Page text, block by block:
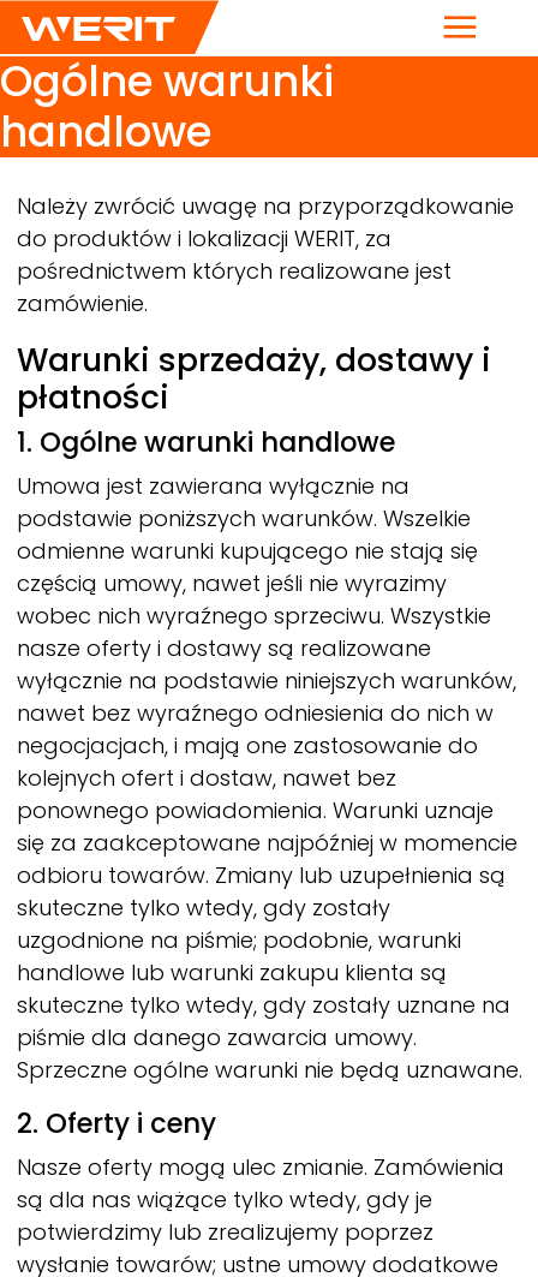
Menu
Ogólne warunki
handlowe
Breadcrumb
Należy zwrócić uwagę na przyporządkowanie
do produktów i lokalizacji WERIT,za
pośrednictwem których realizowane jest
zamówienie.
Warunki sprzedaży, dostawy i
płatności
1. Ogólne warunki handlowe
Umowa jest zawierana wyłącznie na
podstawie poniższych warunków. Wszelkie
odmienne warunki kupującego nie stają się
częścią umowy, nawet jeśli nie wyrazimy
wobec nich wyraźnego sprzeciwu. Wszystkie
nasze oferty i dostawy są realizowane
wyłącznie na podstawie niniejszych warunków,
nawet bez wyraźnego odniesienia do nich w
negocjacjach, i mają one zastosowanie do
kolejnych ofert i dostaw, nawet bez
ponownego powiadomienia. Warunki uznaje
się za zaakceptowane najpóźniej w momencie
odbioru towarów. Zmiany lub uzupełnienia są
skuteczne tylko wtedy, gdy zostały
uzgodnione na piśmie; podobnie, warunki
handlowe lub warunki zakupu klienta są
skuteczne tylko wtedy, gdy zostały uznane na
piśmie dla danego zawarcia umowy.
Sprzeczne ogólne warunki nie będą uznawane.
2. Oferty i ceny
Nasze oferty mogą ulec zmianie. Zamówienia
są dla nas wiążące tylko wtedy, gdy je
potwierdzimy lub zrealizujemy poprzez
wysłanie towarów; ustne umowy dodatkowe